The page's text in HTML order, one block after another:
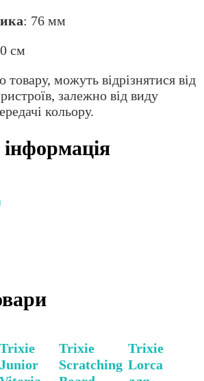
: 76 мм
см
можуть відрізнятися від
залежно від виду
кольору.
Trixie
Junior
Trixie
Scratching
Trixie
Lorca